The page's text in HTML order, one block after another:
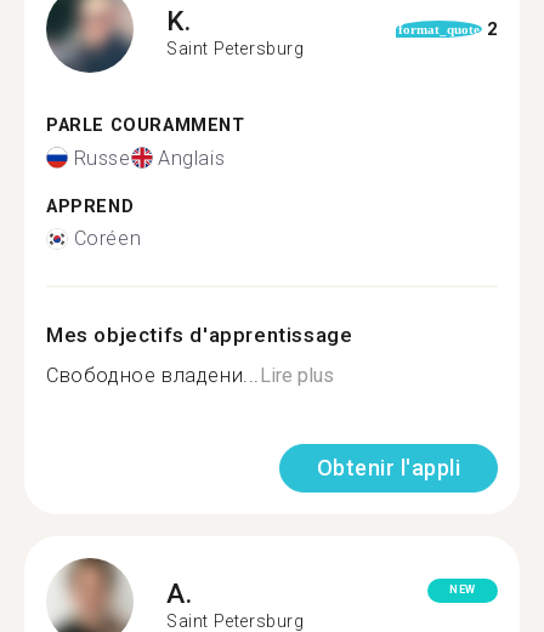
K.
Saint Petersburg
format_quote 2
PARLE COURAMMENT
Russe Anglais
APPREND
Coréen
Mes objectifs d'apprentissage
Свободное владени...Lire plus
Obtenir l'appli
A.
Saint Petersburg
NEW